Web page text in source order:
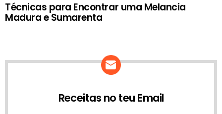
Técnicas para Encontrar uma Melancia
Madura e Sumarenta
Receitas no teu Email